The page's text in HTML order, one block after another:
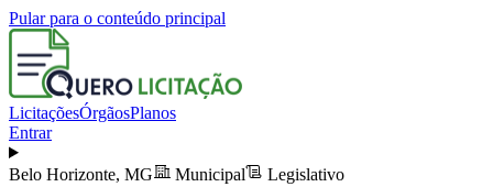
Pular para o conteúdo principal
LicitaçõesÓrgãosPlanos
Entrar
Belo Horizonte, MG Municipal Legislativo